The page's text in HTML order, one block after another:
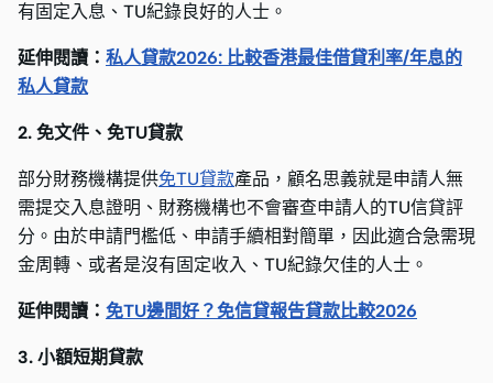
有固定入息、TU紀錄良好的人士。
延伸閱讀： 私人貸款2026: 比較香港最佳借貸利率/年息的
私人貸款
2. 免文件、免TU貸款
部分財務機構提供免TU貸款產品，顧名思義就是申請人無
需提交入息證明、財務機構也不會審查申請人的TU信貸評
分。由於申請門檻低、申請手續相對簡單，因此適合急需現
金周轉、或者是沒有固定收入、TU紀錄欠佳的人士。
延伸閱讀： 免TU邊間好？免信貸報告貸款比較2026
3. 小額短期貸款